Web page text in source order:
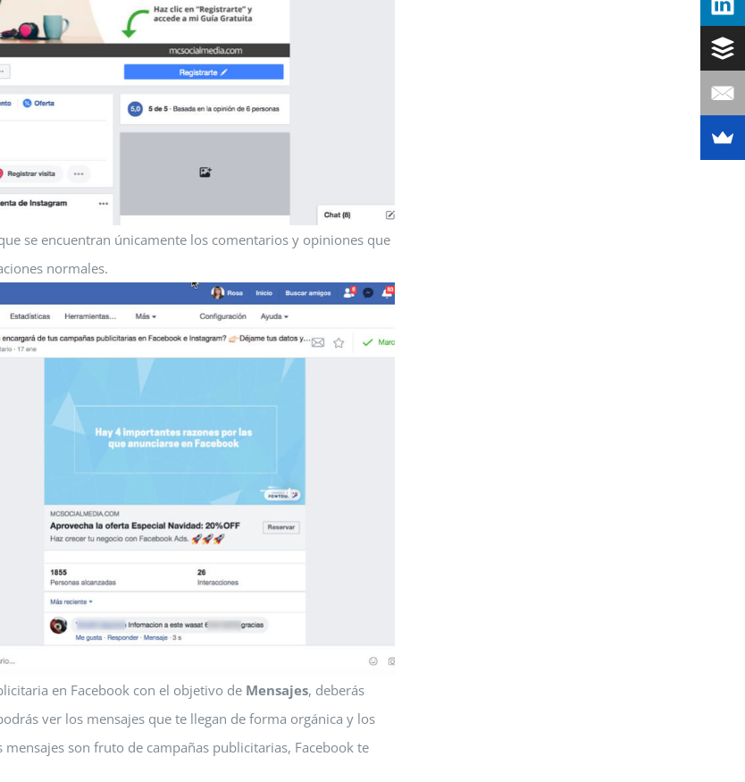
se encuentran únicamente los comentarios y opiniones que
normales.
en Facebook con el objetivo de Mensajes, deberás
ver los mensajes que te llegan de forma orgánica y los
son fruto de campañas publicitarias, Facebook te